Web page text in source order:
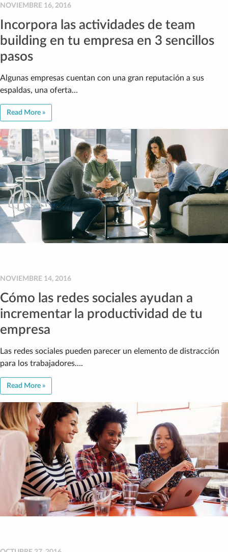
NOVIEMBRE 16, 2016
Incorpora las actividades de team
building en tu empresa en 3 sencillos
pasos
Algunas empresas cuentan con una gran reputación a sus
espaldas, una oferta…
Read More »
NOVIEMBRE 14, 2016
Cómo las redes sociales ayudan a
incrementar la productividad de tu
empresa
Las redes sociales pueden parecer un elemento de distracción
para los trabajadores….
Read More »